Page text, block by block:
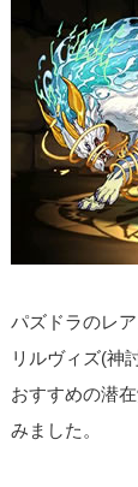
パズドラのレ
リルヴィズ(神
おすすめの潜
みました。